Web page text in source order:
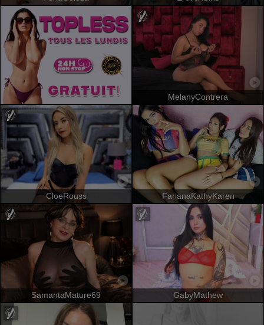
MelanyContrera
CloeRouss FarianaKathyKaren
SamantaMature69 GabyMathew